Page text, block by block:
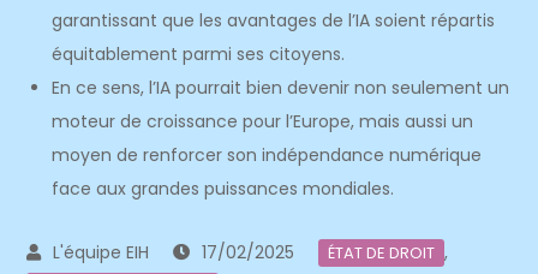
garantissant que les avantages de l’IA soient répartis
équitablement parmi ses citoyens.
En ce sens, l’IA pourrait bien devenir non seulement un
moteur de croissance pour l’Europe, mais aussi un
moyen de renforcer son indépendance numérique
face aux grandes puissances mondiales.
17/02/2025 ÉTAT DE DROIT ,